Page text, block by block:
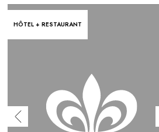
HÔTEL + RESTAURANT